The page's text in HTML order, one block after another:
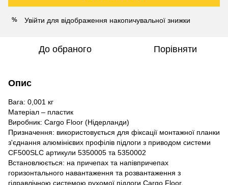
% Увійти для відображення накопичувальної знижки
До обраного Порівняти
Опис
Вага: 0,001 кг
Матеріал – пластик
Виробник: Cargo Floor (Нідерланди)
Призначення: використовується для фіксації монтажної планки
з'єднання алюмінієвих профілів підлоги з приводом системи
CF500SLC артикули 5350005 та 5350002
Встановлюється: на причепах та напівпричепах
горизонтального навантаження та розвантаження з
гідравлічною системою рухомої підлоги Cargo Floor.